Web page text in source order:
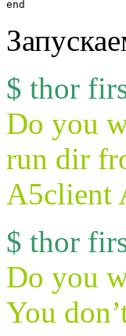
$ thor
Do you
run dir
A5client
$ thor
Do you
You